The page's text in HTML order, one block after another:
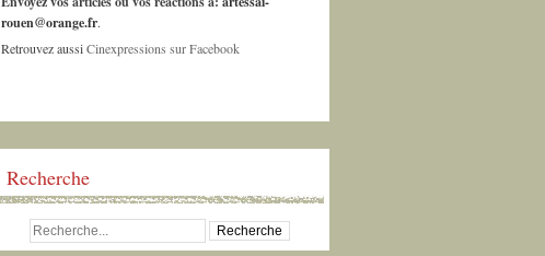
rouen@orange.fr.
Retrouvez aussiCinexpressions sur Facebook
Recherche